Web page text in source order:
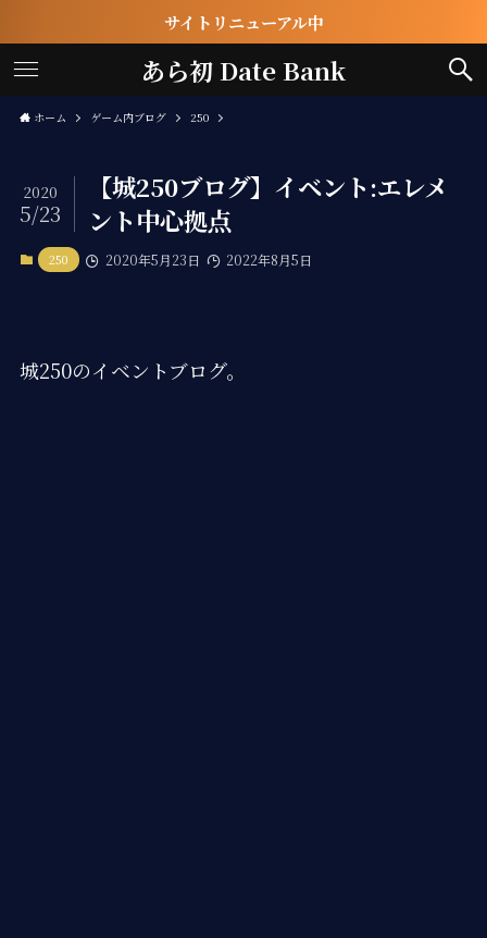
サイトリニューアル中
あら初 Date Bank
ホーム ゲーム内ブログ 250
【城250ブログ】イベント:エレメ
ント中心拠点
2020
5/23
250 2020年5月23日 2022年8月5日
城250のイベントブログ。